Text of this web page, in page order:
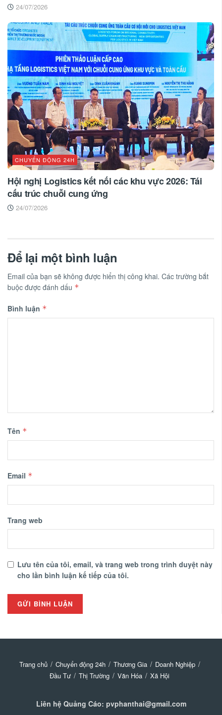
24/07/2026
CHUYỂN ĐỘNG 24H
Hội nghị Logistics kết nối các khu vực 2026: Tái
cấu trúc chuỗi cung ứng
24/07/2026
Để lại một bình luận
Email của bạn sẽ không được hiển thị công khai. Các trường bắt
buộc được đánh dấu *
Bình luận *
Tên *
Email *
Trang web
Lưu tên của tôi, email, và trang web trong trình duyệt này
cho lần bình luận kế tiếp của tôi.
Trang chủ Chuyển động 24h Thương Gia
Doanh Nghiệp
Đầu Tư
Thị Trường Văn Hóa Xã Hội
Liên hệ Quảng Cáo: pvphanthai@gmail.com